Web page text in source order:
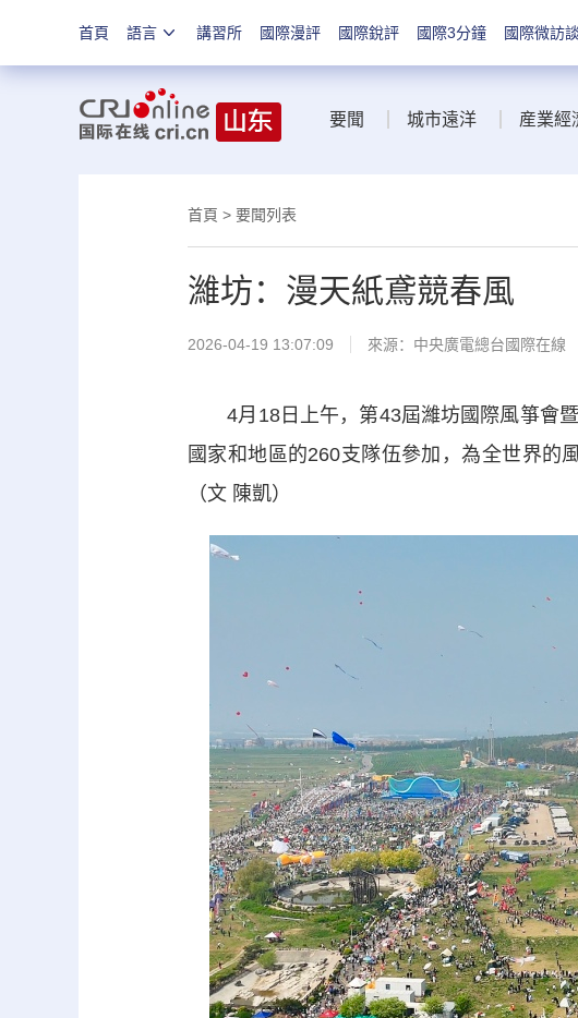
首頁 語言 講習所 國際漫評 國際銳評 國際3分鐘 國際微訪談
要聞 城市遠洋 産業經
首頁 > 要聞列表
濰坊：漫天紙鳶競春風
2026-04-19 13:07:09 來源：中央廣電總台國際在線
4月18日上午，第43屆濰坊國際風箏會暨
國家和地區的260支隊伍參加，為全世界的
（文 陳凱）